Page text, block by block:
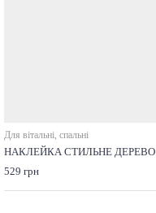
Для вітальні, спальні
НАКЛЕЙКА СТИЛЬНЕ ДЕРЕВО
529 грн